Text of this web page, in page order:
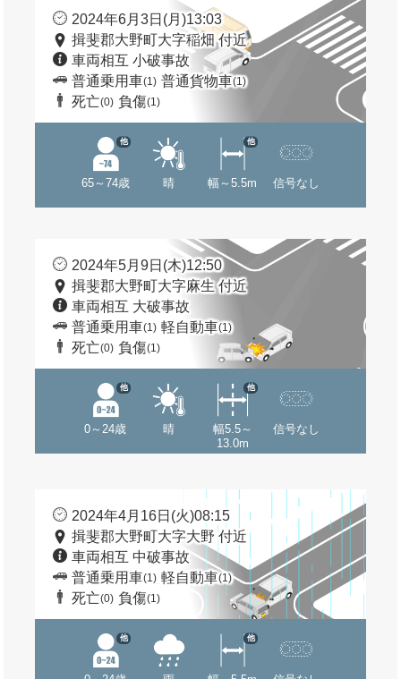
2024年6月3日(月)13:03
揖斐郡大野町大字稲畑 付近
車両相互 小破事故
普通乗用車(1) 普通貨物車(1)
死亡(0) 負傷(1)
65～74歳
他
晴 幅～5.5m
他
信号なし
2024年5月9日(木)12:50
揖斐郡大野町大字麻生 付近
車両相互 大破事故
普通乗用車(1) 軽自動車(1)
死亡(0) 負傷(1)
0～24歳
他
晴
幅5.5～
13.0m
他
信号なし
2024年4月16日(火)08:15
揖斐郡大野町大字大野 付近
車両相互 中破事故
普通乗用車(1) 軽自動車(1)
死亡(0) 負傷(1)
他 他